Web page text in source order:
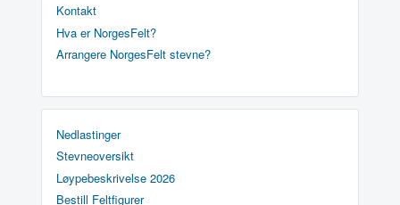
Kontakt
Hva er NorgesFelt?
Arrangere NorgesFelt stevne?
Nedlastinger
Stevneoversikt
Løypebeskrivelse 2026
Bestill Feltfigurer